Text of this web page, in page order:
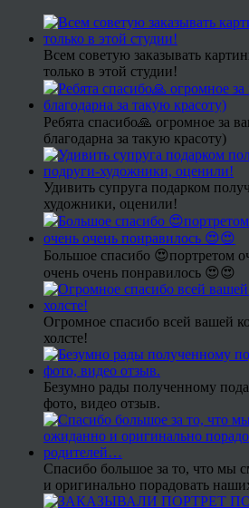
Всем советую заказывать
только в этой студии!
Ребята спасибо🙏 огромное за
благодарна за такую красоту)
Удивить супруга подарком
художники, оценили!
Большое спасибо 😍портретом
очень очень понравилось 😍😍
Огромное спасибо всей вашей
холсте!
Безумно рады полученному
фото, видео отзыв.
Спасибо большое за то, что мы
и оригинально порадовать